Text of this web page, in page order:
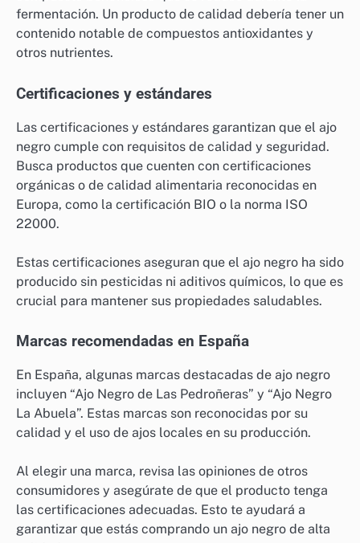
fermentación. Un producto de calidad debería tener un
contenido notable de compuestos antioxidantes y
otros nutrientes.
Certificaciones y estándares
Las certificaciones y estándares garantizan que el ajo
negro cumple con requisitos de calidad y seguridad.
Busca productos que cuenten con certificaciones
orgánicas o de calidad alimentaria reconocidas en
Europa, como la certificación BIO o la norma ISO
22000.
Estas certificaciones aseguran que el ajo negro ha sido
producido sin pesticidas ni aditivos químicos, lo que es
crucial para mantener sus propiedades saludables.
Marcas recomendadas en España
En España, algunas marcas destacadas de ajo negro
incluyen “Ajo Negro de Las Pedroñeras” y “Ajo Negro
La Abuela”. Estas marcas son reconocidas por su
calidad y el uso de ajos locales en su producción.
Al elegir una marca, revisa las opiniones de otros
consumidores y asegúrate de que el producto tenga
las certificaciones adecuadas. Esto te ayudará a
garantizar que estás comprando un ajo negro de alta